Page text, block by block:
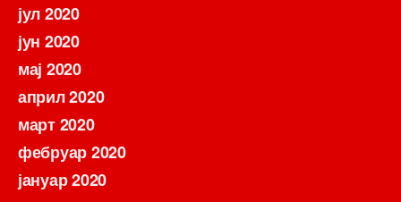
јул 2020
јун 2020
мај 2020
април 2020
март 2020
фебруар 2020
јануар 2020